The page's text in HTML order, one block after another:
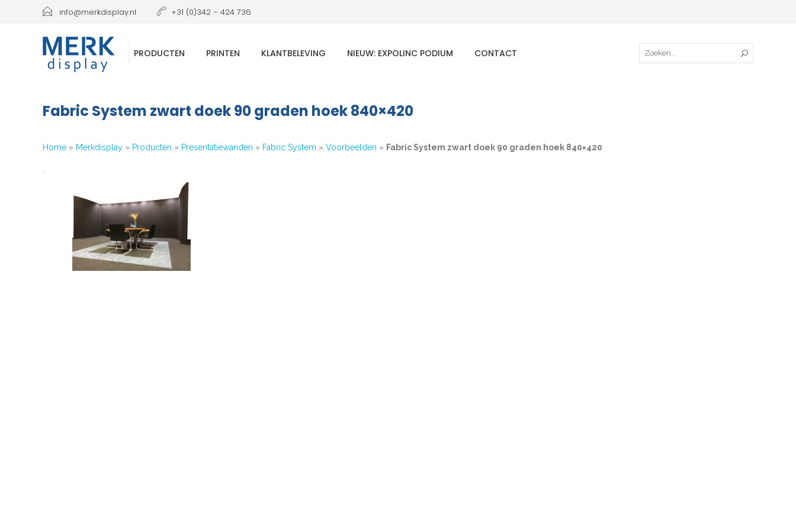
info@merkdisplay.nl +31 (0)342 – 424 736
PRODUCTEN PRINTEN KLANTBELEVING NIEUW: EXPOLINC PODIUM CONTACT
Fabric System zwart doek 90 graden hoek 840×420
Home » Merkdisplay » Producten » Presentatiewanden » Fabric System » Voorbeelden » Fabric System zwart doek 90 graden hoek 840×420
`